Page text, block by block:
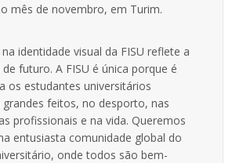
mês de novembro, em Turim.
identidade visual da FISU reflete a
futuro. A FISU é única porque é
os estudantes universitários
grandes feitos, no desporto, nas
profissionais e na vida. Queremos
entusiasta comunidade global do
onde todos são bem-